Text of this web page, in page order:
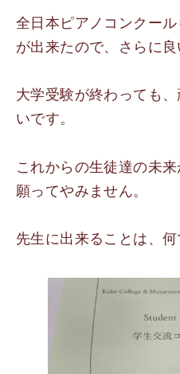
全日本ピアノコンクー
が出来たので、さらに良
大学受験が終わっても
いです。
これからの生徒達の未
願ってやみません。
先生に出来ることは、